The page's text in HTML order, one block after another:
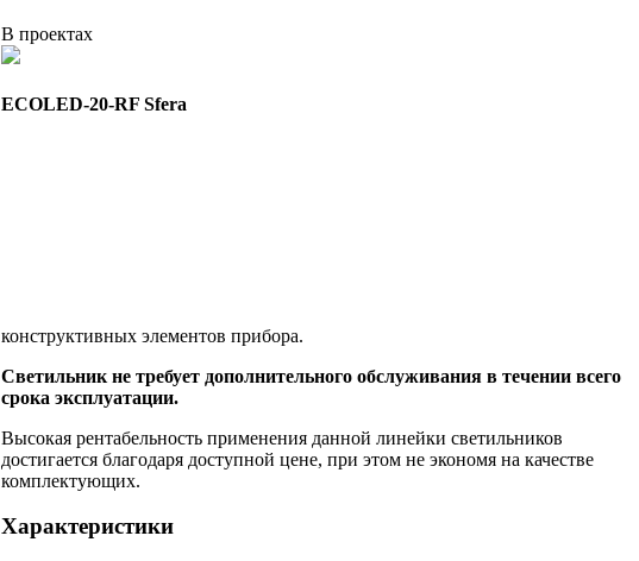
В проектах
ECOLED-20-RF Sfera
конструктивных элементов прибора.
Светильник не требует дополнительного обслуживания в течении всего
срока эксплуатации.
Высокая рентабельность применения данной линейки светильников
достигается благодаря доступной цене, при этом не экономя на качестве
комплектующих.
Характеристики